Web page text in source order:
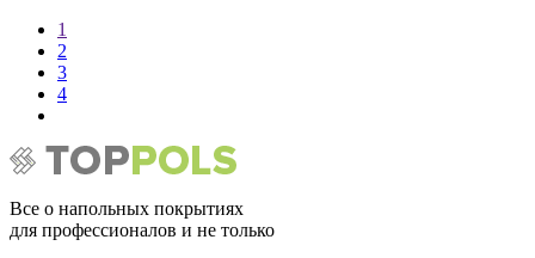
1
2
3
4
Все о напольных покрытиях
для профессионалов и не только